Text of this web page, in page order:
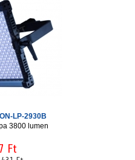
LP-2930B
3800 lumen
Ft